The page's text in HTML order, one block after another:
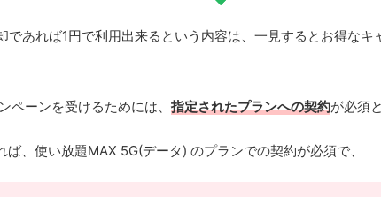
であれば1円で利用出来るという内容は、一見するとお得な
ペーンを受けるためには、 指定されたプランへの契約が必須
、使い放題MAX 5G(データ) のプランでの契約が必須で、